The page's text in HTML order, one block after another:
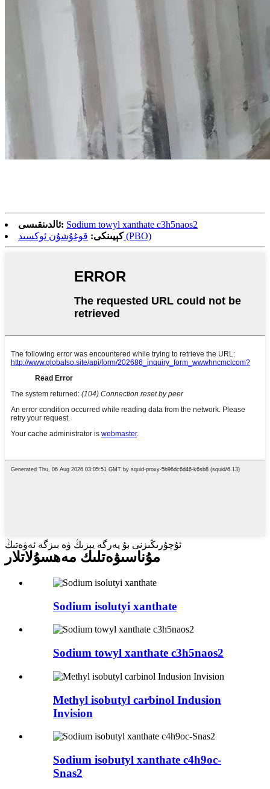
ئالدىنقىسى: Sodium towyl xanthate c3h5naos2
كېيىنكى:قوغۇشۇن ئوكسىد (PBO)
ئۇچۇرىڭىزنى بۇ يەرگە يېزىڭ ۋە بىزگە ئەۋەتىڭ
مۇناسىۋەتلىك مەھسۇلاتلار
Sodium isolutyi xanthate
Sodium towyl xanthate c3h5naos2
Methyl isobutyl carbinol Indusion
Invision
Sodium isobutyl xanthate c4h9oc-
Snas2